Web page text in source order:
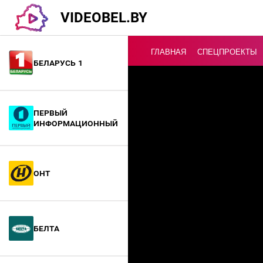
VIDEOBEL.BY
Беларусь 1
Первый
информационный
ОНТ
БелТА
ГЛАВНАЯ СПЕЦПРОЕКТЫ